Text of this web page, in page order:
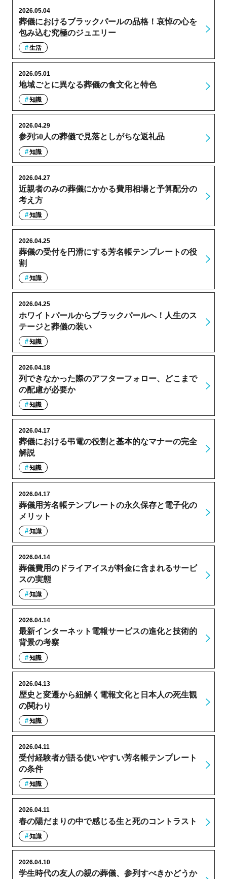
葬儀におけるブラックパールの品格！哀悼の心を
包み込む究極のジュエリー
2026.05.04
生活
地域ごとに異なる葬儀の食文化と特色
2026.05.01
知識
参列50人の葬儀で見落としがちな返礼品
2026.04.29
知識
近親者のみの葬儀にかかる費用相場と予算配分の
考え方
2026.04.27
知識
葬儀の受付を円滑にする芳名帳テンプレートの役
割
2026.04.25
知識
ホワイトパールからブラックパールへ！人生のス
テージと葬儀の装い
2026.04.25
知識
列できなかった際のアフターフォロー、どこまで
の配慮が必要か
2026.04.18
知識
葬儀における弔電の役割と基本的なマナーの完全
解説
2026.04.17
知識
葬儀用芳名帳テンプレートの永久保存と電子化の
メリット
2026.04.17
知識
葬儀費用のドライアイスが料金に含まれるサービ
スの実態
2026.04.14
知識
最新インターネット電報サービスの進化と技術的
背景の考察
2026.04.14
知識
歴史と変遷から紐解く電報文化と日本人の死生観
の関わり
2026.04.13
知識
受付経験者が語る使いやすい芳名帳テンプレート
の条件
2026.04.11
知識
春の陽だまりの中で感じる生と死のコントラスト
2026.04.11
知識
学生時代の友人の親の葬儀、参列すべきかどうか
2026.04.10